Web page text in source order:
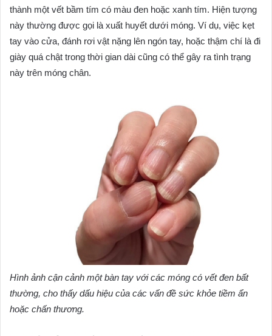
thành một vết bầm tím có màu đen hoặc xanh tím. Hiện tượng
này thường được gọi là xuất huyết dưới móng. Ví dụ, việc kẹt
tay vào cửa, đánh rơi vật nặng lên ngón tay, hoặc thậm chí là đi
giày quá chật trong thời gian dài cũng có thể gây ra tình trạng
này trên móng chân.
Hình ảnh cận cảnh một bàn tay với các móng có vết đen bất
thường, cho thấy dấu hiệu của các vấn đề sức khỏe tiềm ẩn
hoặc chấn thương.